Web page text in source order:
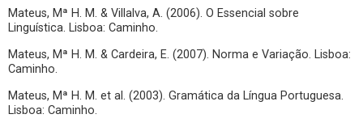
Mateus, Mª H. M. & Villalva, A. (2006). O Essencial sobre
Linguística. Lisboa: Caminho.
Mateus, Mª H. M. & Cardeira, E. (2007). Norma e Variação. Lisboa:
Caminho.
Mateus, Mª H. M. et al. (2003). Gramática da Língua Portuguesa.
Lisboa: Caminho.